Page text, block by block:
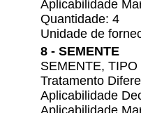
Aplicabilidade
Quantidade: 4
Unidade de
8 - SEMENTE
SEMENTE,
Tratamento
Aplicabilidade
Aplicabilidade